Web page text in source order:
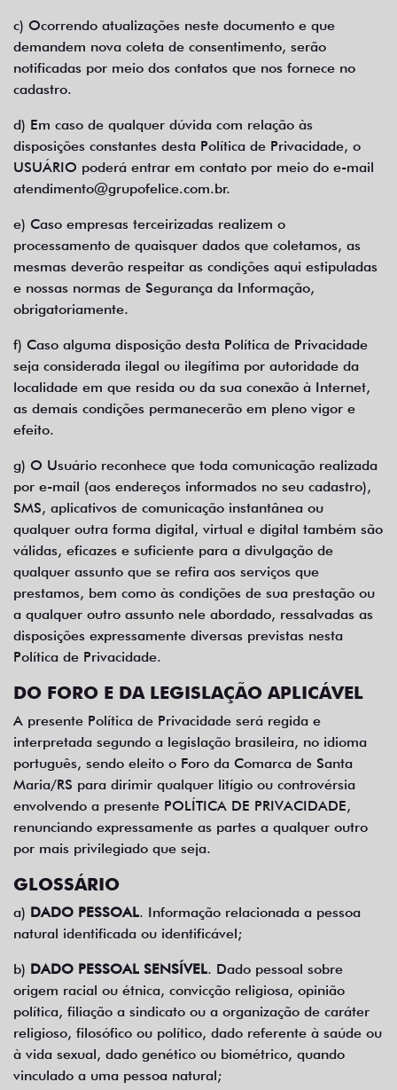
c) Ocorrendo atualizações neste documento e que
demandem nova coleta de consentimento, serão
notificadas por meio dos contatos que nos fornece no
cadastro.
d) Em caso de qualquer dúvida com relação às
disposições constantes desta Política de Privacidade, o
USUÁRIO poderá entrar em contato por meio do e-mail
atendimento@grupofelice.com.br.
e) Caso empresas terceirizadas realizem o
processamento de quaisquer dados que coletamos, as
mesmas deverão respeitar as condições aqui estipuladas
e nossas normas de Segurança da Informação,
obrigatoriamente.
f) Caso alguma disposição desta Política de Privacidade
seja considerada ilegal ou ilegítima por autoridade da
localidade em que resida ou da sua conexão à Internet,
as demais condições permanecerão em pleno vigor e
efeito.
g) O Usuário reconhece que toda comunicação realizada
por e-mail (aos endereços informados no seu cadastro),
SMS, aplicativos de comunicação instantânea ou
qualquer outra forma digital, virtual e digital também são
válidas, eficazes e suficiente para a divulgação de
qualquer assunto que se refira aos serviços que
prestamos, bem como às condições de sua prestação ou
a qualquer outro assunto nele abordado, ressalvadas as
disposições expressamente diversas previstas nesta
Política de Privacidade.
DO FORO E DA LEGISLAÇÃO APLICÁVEL
A presente Política de Privacidade será regida e
interpretada segundo a legislação brasileira, no idioma
português, sendo eleito o Foro da Comarca de Santa
Maria/RS para dirimir qualquer litígio ou controvérsia
envolvendo a presente POLÍTICA DE PRIVACIDADE,
renunciando expressamente as partes a qualquer outro
por mais privilegiado que seja.
GLOSSÁRIO
a) DADO PESSOAL. Informação relacionada a pessoa
natural identificada ou identificável;
b) DADO PESSOAL SENSÍVEL. Dado pessoal sobre
origem racial ou étnica, convicção religiosa, opinião
política, filiação a sindicato ou a organização de caráter
religioso, filosófico ou político, dado referente à saúde ou
à vida sexual, dado genético ou biométrico, quando
vinculado a uma pessoa natural;